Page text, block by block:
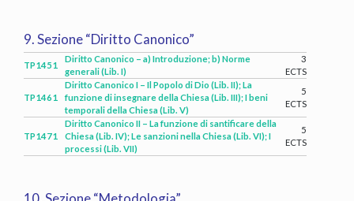
9. Sezione “Diritto Canonico”
TP1451
Diritto Canonico – a) Introduzione; b) Norme
generali (Lib. I)
3
ECTS
TP1461
Diritto Canonico I – Il Popolo di Dio (Lib. II); La
funzione di insegnare della Chiesa (Lib. III); I beni
temporali della Chiesa (Lib. V)
5
ECTS
TP1471
Diritto Canonico II – La funzione di santificare della
Chiesa (Lib. IV); Le sanzioni nella Chiesa (Lib. VI); I
processi (Lib. VII)
5
ECTS